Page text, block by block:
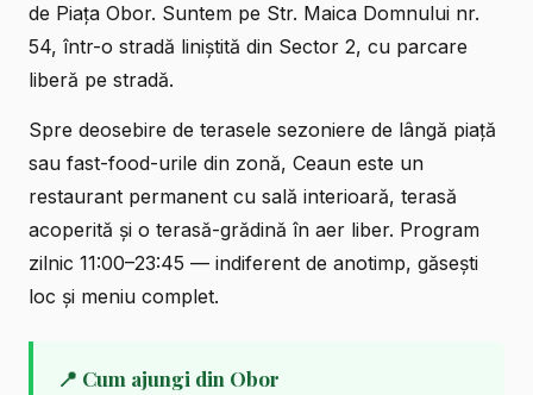
de Piața Obor. Suntem pe Str. Maica Domnului nr.
54, într-o stradă liniștită din Sector 2, cu parcare
liberă pe stradă.
Spre deosebire de terasele sezoniere de lângă piață
sau fast-food-urile din zonă, Ceaun este un
restaurant permanent cu sală interioară, terasă
acoperită și o terasă-grădină în aer liber. Program
zilnic 11:00–23:45 — indiferent de anotimp, găsești
loc și meniu complet.
📍 Cum ajungi din Obor